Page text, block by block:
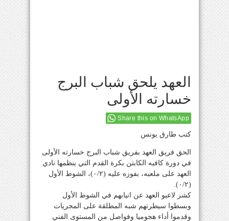
العهد يلحق شباب البرج
خسارته الأولى
Share this on WhatsApp
كتب طارق يونس
الحق فريق العهد بفريق شباب البرج خسارته الأولى
في دورة كافيه الكابتن بكرة القدم التي ينظمها نادي
العهد على ملعبه، بفوزه عليه (٠/٢)، الشوط الأول
(٠/٢).
كشر لاعبو العهد عن انيابهم في الشوط الأول
وبسطوا سيطرتهم شبه المطلقة على المجريات
وقدموا أداء هجوميا وفواصل من المستوى الفني